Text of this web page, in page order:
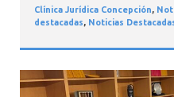
Clínica Jurídica Concepción,
destacadas, Noticias